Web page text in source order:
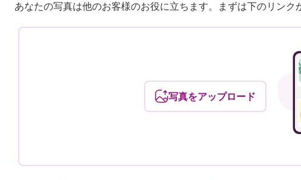
あなたの写真は他のお客様のお役に立ちます。まずは下のリンク
写真をアップロード